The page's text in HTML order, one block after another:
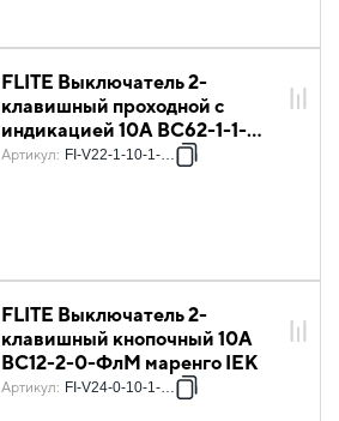
FLITE Выключатель 2-
клавишный проходной с
индикацией 10А ВС62-1-1-
ФлМ маренго IEK
Артикул: FI-V22-1-10-1-K35
FLITE Выключатель 2-
клавишный кнопочный 10А
ВС12-2-0-ФлМ маренго IEK
Артикул: FI-V24-0-10-1-K35